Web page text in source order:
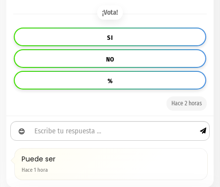
¡Vota!
SI
NO
%
Hace 2 horas
😊
Puede ser
Hace 1 hora